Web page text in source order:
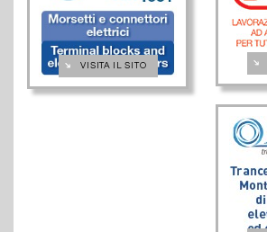
➔ VISITA IL SITO ➔